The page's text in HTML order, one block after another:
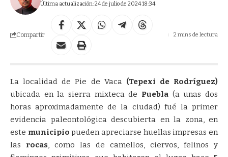
Última actualización: 24 de julio de 2024 18:34
Compartir 2 mins de lectura
La localidad de Pie de Vaca (Tepexi de Rodríguez)
ubicada en la sierra mixteca de Puebla (a unas dos
horas aproximadamente de la ciudad) fué la primer
evidencia paleontológica descubierta en la zona, en
este municipio pueden apreciarse huellas impresas en
las rocas, como las de camellos, ciervos, felinos y